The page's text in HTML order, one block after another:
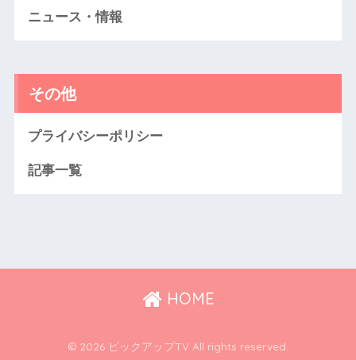
ニュース・情報
その他
プライバシーポリシー
記事一覧
HOME
© 2026 ピックアップTV All rights reserved.